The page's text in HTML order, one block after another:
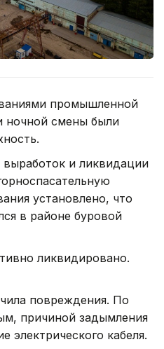
промышленной
ночной смены были
и ликвидации
установлено, что
в районе буровой
ликвидировано.
повреждения. По
причиной задымления
электрического кабеля.